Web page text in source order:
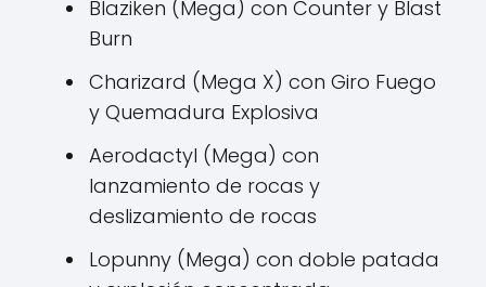
Blaziken (Mega) con Counter y Blast
Burn
Charizard (Mega X) con Giro Fuego
y Quemadura Explosiva
Aerodactyl (Mega) con
lanzamiento de rocas y
deslizamiento de rocas
Lopunny (Mega) con doble patada